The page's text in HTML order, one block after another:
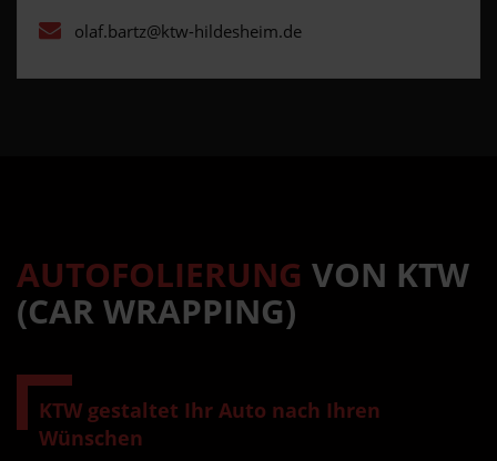
olaf.bartz@ktw-hildesheim.de
AUTOFOLIERUNG VON KTW
(CAR WRAPPING)
KTW gestaltet Ihr Auto nach Ihren
Wünschen